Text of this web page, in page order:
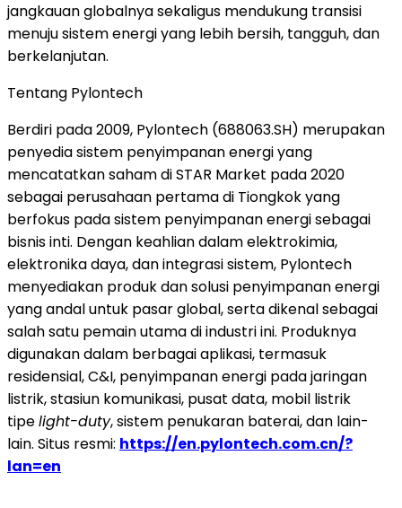
jangkauan globalnya sekaligus mendukung transisi
menuju sistem energi yang lebih bersih, tangguh, dan
berkelanjutan.
Tentang Pylontech
Berdiri pada 2009, Pylontech (688063.SH) merupakan
penyedia sistem penyimpanan energi yang
mencatatkan saham di STAR Market pada 2020
sebagai perusahaan pertama di Tiongkok yang
berfokus pada sistem penyimpanan energi sebagai
bisnis inti. Dengan keahlian dalam elektrokimia,
elektronika daya, dan integrasi sistem, Pylontech
menyediakan produk dan solusi penyimpanan energi
yang andal untuk pasar global, serta dikenal sebagai
salah satu pemain utama di industri ini. Produknya
digunakan dalam berbagai aplikasi, termasuk
residensial, C&I, penyimpanan energi pada jaringan
listrik, stasiun komunikasi, pusat data, mobil listrik
tipelight-duty, sistem penukaran baterai, dan lain-
lain. Situs resmi: https://en.pylontech.com.cn/?
lan=en